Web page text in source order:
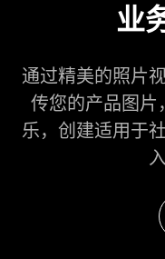
业
通过精美的照片
传您的产品图片
乐，创建适用于